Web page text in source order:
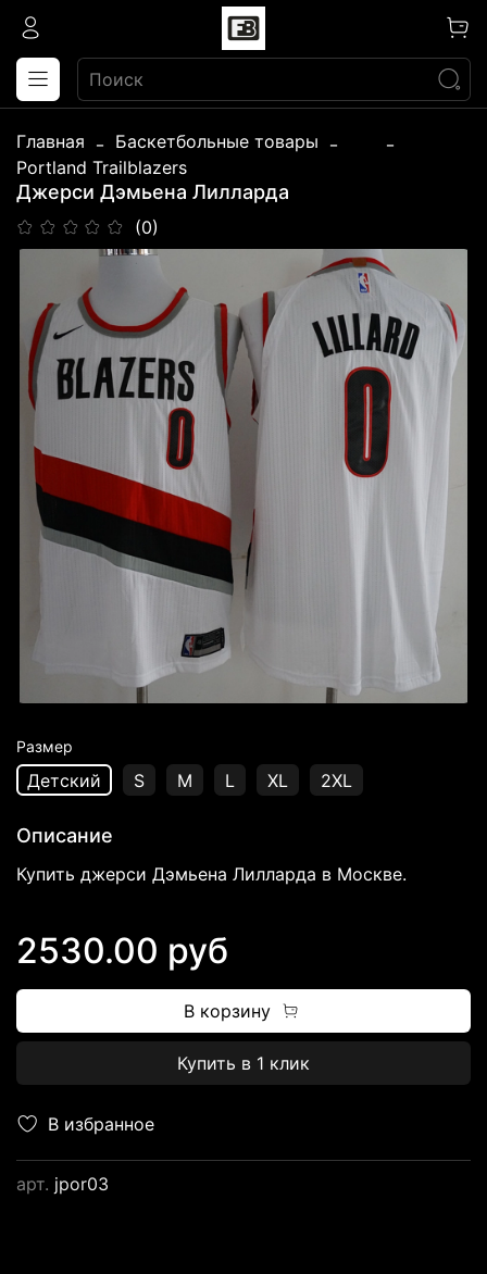
Главная Баскетбольные товары
Portland Trailblazers
Джерси Дэмьена Лилларда
(0)
В избранное
арт. jpor03
Размер
Детский S M L XL 2XL
Описание
Купить джерси Дэмьена Лилларда в Москве.
2530.00 руб
В корзину
Купить в 1 клик